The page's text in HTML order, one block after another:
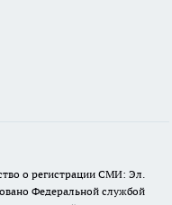
о регистрации СМИ: Эл.
Федеральной службой